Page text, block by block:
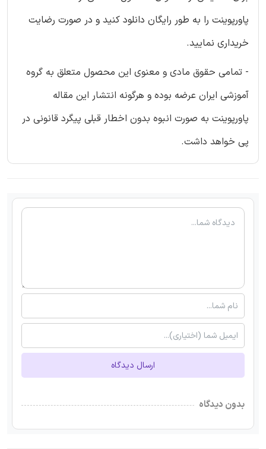
پاورپوینت را به طور رایگان دانلود کنید و در صورت رضایت
خریداری نمایید.
- تمامی حقوق مادی و معنوی این محصول متعلق به گروه
آموزشی ایران عرضه بوده و هرگونه انتشار این مقاله
پاورپوینت به صورت انبوه بدون اخطار قبلی پیگرد قانونی در
پی خواهد داشت.
ارسال دیدگاه
بدون دیدگاه